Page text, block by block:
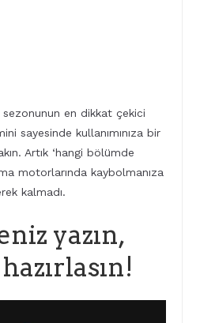
en dikkat çekici
sayesinde kullanımınıza bir
Artık ‘hangi bölümde
motorlarında kaybolmanıza
kalmadı.
yazın,